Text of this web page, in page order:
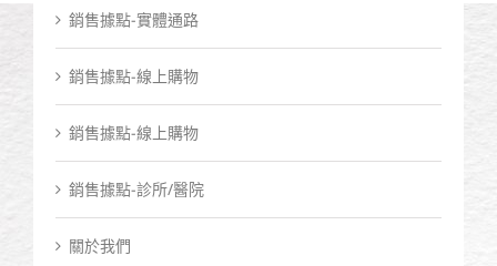
銷售據點-實體通路
銷售據點-線上購物
銷售據點-線上購物
銷售據點-診所/醫院
關於我們